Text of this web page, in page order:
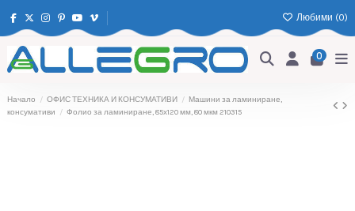
Любими (0)
0
Начало ОФИС ТЕХНИКА И КОНСУМАТИВИ
Машини за ламиниране,
консумативи
Фолио за ламиниране, 85х120 мм, 80 мкм 210315